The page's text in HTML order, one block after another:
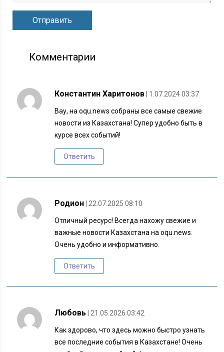
Комментарии
Константин Харитонов | 1.07.2024 03:37
Вау, на oqu.news собраны все самые свежие
новости из Казахстана! Супер удобно быть в
курсе всех событий!
Ответить
Родион | 22.07.2025 08:10
Отличный ресурс! Всегда нахожу свежие и
важные новости Казахстана на oqu.news.
Очень удобно и информативно.
Ответить
Любовь | 21.05.2026 03:42
Как здорово, что здесь можно быстро узнать
все последние события в Казахстане! Очень